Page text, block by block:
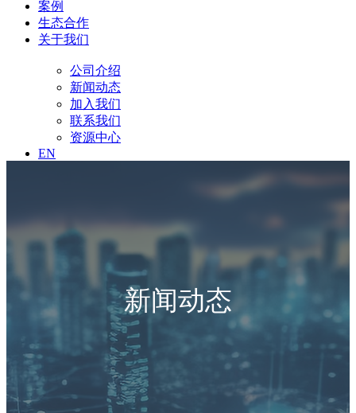
案例
生态合作
关于我们
公司介绍
新闻动态
加入我们
联系我们
资源中心
EN
新闻动态